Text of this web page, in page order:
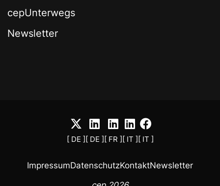
cepUnterwegs
Newsletter
[ DE ][ DE ][ FR ][ IT ][ IT ]
ImpressumDatenschutzKontaktNewsletter